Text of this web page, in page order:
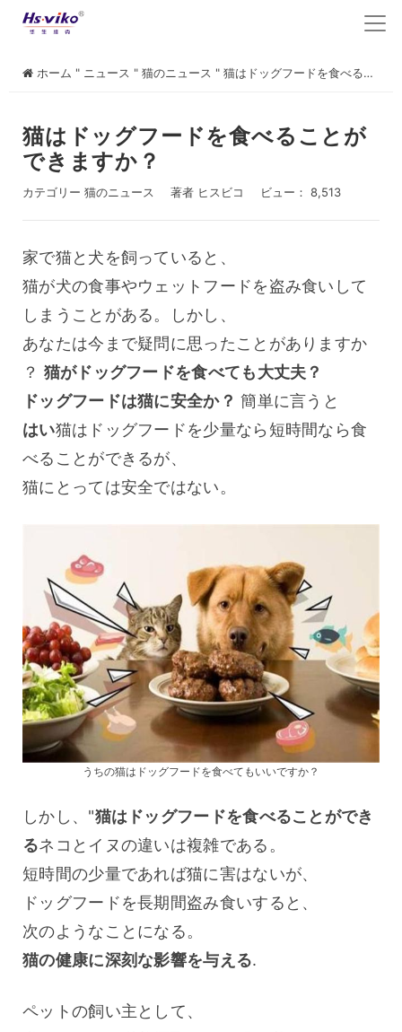
ホーム " ニュース " 猫のニュース " 猫はドッグフードを食べることができますか？
猫はドッグフードを食べることが
できますか？
カテゴリー 猫のニュース 著者 ヒスビコ ビュー： 8,513
家で猫と犬を飼っていると、
猫が犬の食事やウェットフードを盗み食いして
しまうことがある。しかし、
あなたは今まで疑問に思ったことがありますか
？ 猫がドッグフードを食べても大丈夫？
ドッグフードは猫に安全か？
はい猫はドッグフードを少量なら短時間なら食
べることができるが、
猫にとっては安全ではない。
うちの猫はドッグフードを食べてもいいですか？
しかし、"猫はドッグフードを食べることができ
るネコとイヌの違いは複雑である。
短時間の少量であれば猫に害はないが、
ドッグフードを長期間盗み食いすると、
猫の健康に深刻な影響を与える.
ペットの飼い主として、